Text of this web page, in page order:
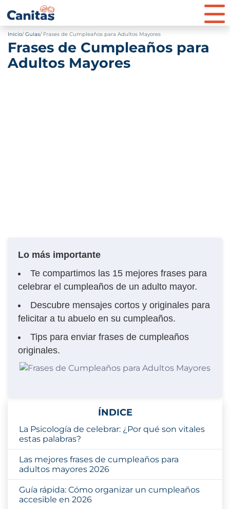
Inicio Guías Frases de Cumpleaños para Adultos Mayores
Frases de Cumpleaños para
Adultos Mayores
ÍNDICE
La Psicología de celebrar: ¿Por qué son vitales
estas palabras?
Las mejores frases de cumpleaños para
adultos mayores 2026
Guía rápida: Cómo organizar un cumpleaños
accesible en 2026
Lo más importante
Te compartimos las 15 mejores frases para
celebrar el cumpleaños de un adulto mayor.
Descubre mensajes cortos y originales para
felicitar a tu abuelo en su cumpleaños.
Tips para enviar frases de cumpleaños
originales.